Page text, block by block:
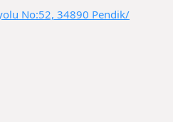
No:52, 34890 Pendik/